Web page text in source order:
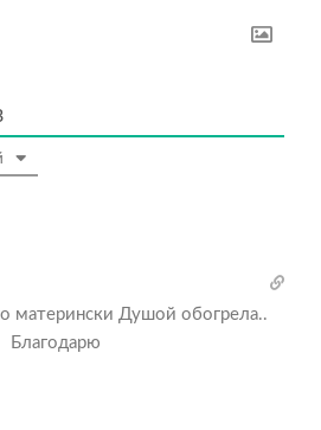
матерински Душой обогрела..
Благодарю